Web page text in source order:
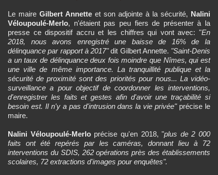
Le maire Gilbert Annette et son adjointe à la sécurité, Nalini
Véloupoulé-Merlo, n'étaient pas peu fiers de présenter à la
presse ce dispositif accru et les chiffres qui vont avec: "En
2018, nous avons enregistré une baisse de 16% de la
délinquance par rapport à 2017"dit Gilbert Annette. "Saint-Denis
a un taux de délinquance deux fois moindre que Nîmes, qui est
une ville de même importance. La tranquillité publique et la
sécurité de proximité sont des priorités pour nous... La vidéo-
surveillance a pour objectif de coordonner les interventions,
d'enregistrer les faits et gestes afin d'avoir une traçabilité si
besoin est. Il n'y a pas d'intrusion dans la vie privée" précise le
maire.
Nalini Véloupoulé-Merlo précise qu'en 2018, "plus de 2 000
faits ont été repérés par les caméras, donnant lieu à 72
interventions du SDIS, 262 opérations près des établissements
scolaires, 72 extractions d'images pour enquêtes".